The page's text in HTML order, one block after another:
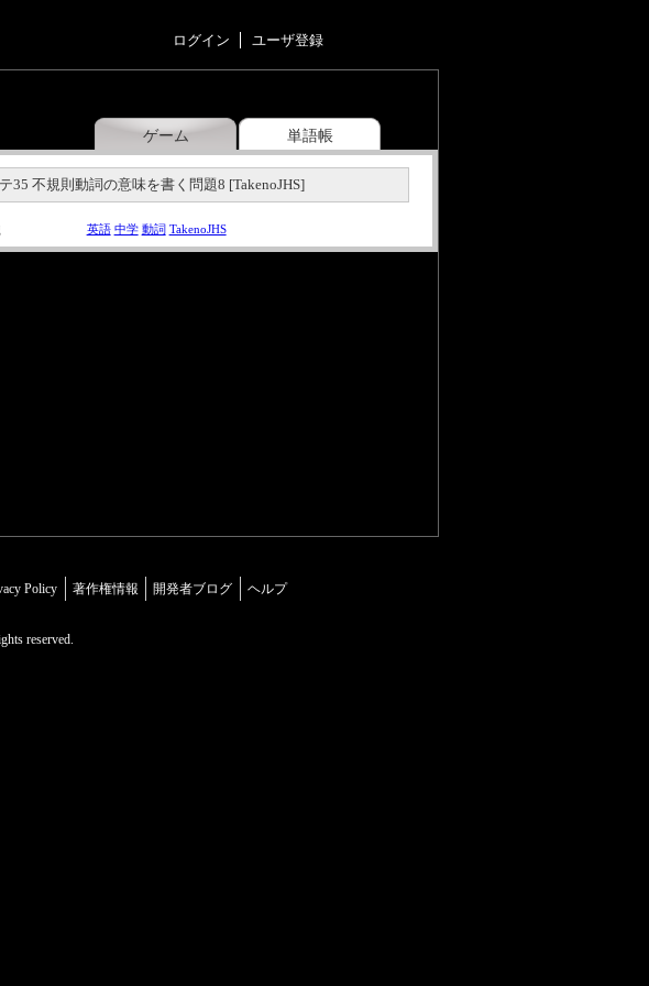
ログイン ユーザ登録
ゲーム 単語帳
35 不規則動詞の意味を書く問題8 [TakenoJHS]
英語 中学 動詞 TakenoJHS
Policy 著作権情報 開発者ブログ
ヘルプ
reserved.